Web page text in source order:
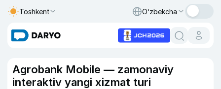
Toshkent O‘zbekcha
Agrobank Mobile — zamonaviy
interaktiv yangi xizmat turi